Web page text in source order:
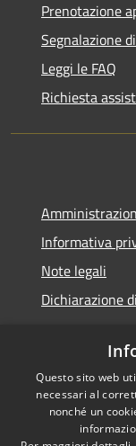
Prenotazione
Segnalazione
Leggi le FAQ
Richiesta
Informativa
Note legali
Dichiarazione
RSS
Accessibilità
Questo sito web
necessari al
nonché un